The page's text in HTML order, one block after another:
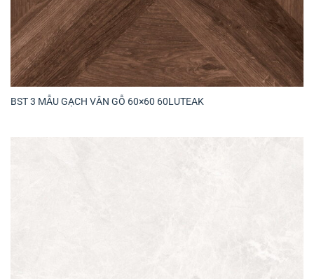
BST 3 MẪU GẠCH VÂN GỖ 60×60 60LUTEAK